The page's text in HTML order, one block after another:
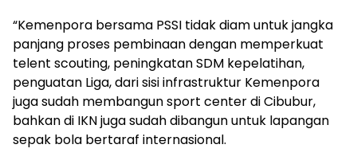
“Kemenpora bersama PSSI tidak diam untuk jangka
panjang proses pembinaan dengan memperkuat
telent scouting, peningkatan SDM kepelatihan,
penguatan Liga, dari sisi infrastruktur Kemenpora
juga sudah membangun sport center di Cibubur,
bahkan di IKN juga sudah dibangun untuk lapangan
sepak bola bertaraf internasional.